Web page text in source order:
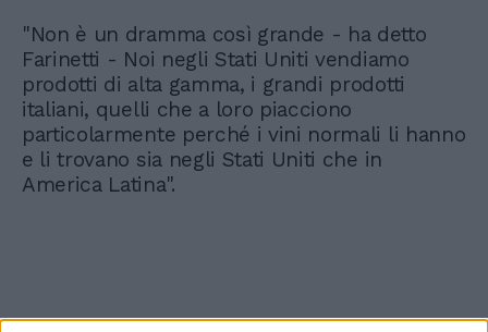
"Non è un dramma così grande - ha detto
Farinetti - Noi negli Stati Uniti vendiamo
prodotti di alta gamma, i grandi prodotti
italiani, quelli che a loro piacciono
particolarmente perché i vini normali li hanno
e li trovano sia negli Stati Uniti che in
America Latina".